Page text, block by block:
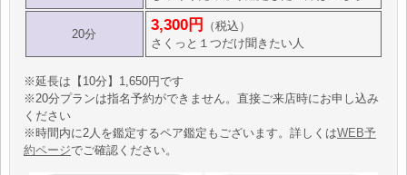
20分
3,300円
（税込）
さくっと１つだけ聞きたい人
※延長は【10分】1,650円です
※20分プランは指名予約ができません。直接ご来店時にお申し込み
ください
※時間内に2人を鑑定するペア鑑定もございます。詳しくはWEB予
約ページでご確認ください。